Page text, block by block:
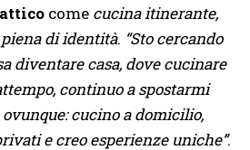
come cucina itinerante,
di identità. “Sto cercando
diventare casa, dove cucinare
continuo a spostarmi
cucino a domicilio,
e creo esperienze uniche”.